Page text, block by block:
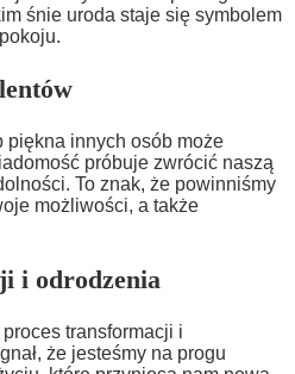
śnie uroda staje się symbolem
piękna innych osób może
próbuje zwrócić naszą
To znak, że powinniśmy
możliwości, a także
i odrodzenia
transformacji i
że jesteśmy na progu